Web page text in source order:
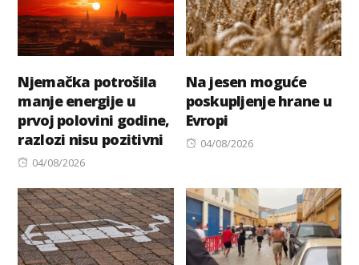
Njemačka potrošila
manje energije u
prvoj polovini godine,
razlozi nisu pozitivni
Posted
04/08/2026
Na jesen moguće
poskupljenje hrane u
Evropi
Posted
04/08/2026